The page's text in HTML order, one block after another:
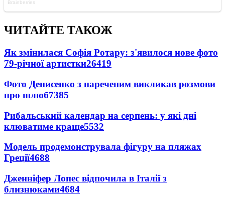
ЧИТАЙТЕ ТАКОЖ
Як змінилася Софія Ротару: з'явилося нове фото
79-річної артистки26419
Фото Денисенко з нареченим викликав розмови
про шлюб7385
Рибальський календар на серпень: у які дні
клюватиме краще5532
Модель продемонструвала фігуру на пляжах
Греції4688
Дженніфер Лопес відпочила в Італії з
близнюками4684